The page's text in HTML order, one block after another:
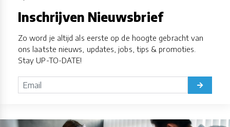
Inschrijven Nieuwsbrief
Zo word je altijd als eerste op de hoogte gebracht van
ons laatste nieuws, updates, jobs, tips & promoties.
Stay UP-TO-DATE!